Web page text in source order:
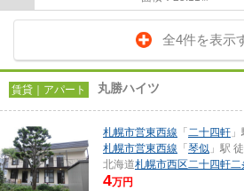
全4件を表示
賃貸｜アパート 丸勝ハイツ
札幌市営東西線 「 二十四軒
札幌市営東西線 「 琴似 」駅
北海道札幌市西区二十四軒二
4万円